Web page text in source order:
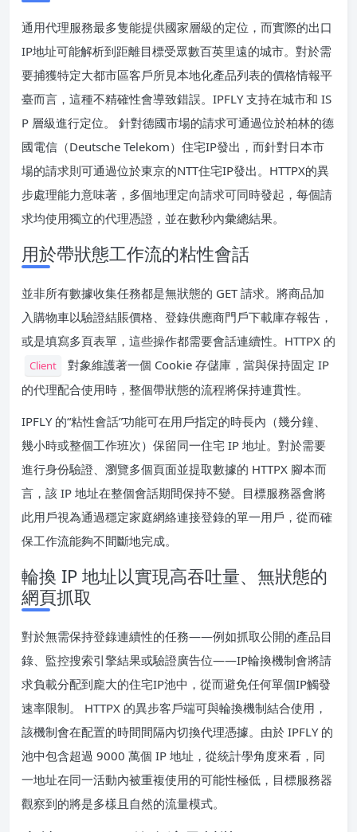
通用代理服務最多隻能提供國家層級的定位，而實際的出口
IP地址可能解析到距離目標受眾數百英里遠的城市。對於需
要捕獲特定大都市區客戶所見本地化產品列表的價格情報平
臺而言，這種不精確性會導致錯誤。IPFLY 支持在城市和 IS
P 層級進行定位。 針對德國市場的請求可通過位於柏林的德
國電信（Deutsche Telekom）住宅IP發出，而針對日本市
場的請求則可通過位於東京的NTT住宅IP發出。HTTPX的異
步處理能力意味著，多個地理定向請求可同時發起，每個請
求均使用獨立的代理憑證，並在數秒內彙總結果。
用於帶狀態工作流的粘性會話
並非所有數據收集任務都是無狀態的 GET 請求。將商品加
入購物車以驗證結賬價格、登錄供應商門戶下載庫存報告，
或是填寫多頁表單，這些操作都需要會話連續性。HTTPX 的
Client
對象維護著一個 Cookie 存儲庫，當與保持固定 IP
的代理配合使用時，整個帶狀態的流程將保持連貫性。
IPFLY 的“粘性會話”功能可在用戶指定的時長內（幾分鐘、
幾小時或整個工作班次）保留同一住宅 IP 地址。對於需要
進行身份驗證、瀏覽多個頁面並提取數據的 HTTPX 腳本而
言，該 IP 地址在整個會話期間保持不變。目標服務器會將
此用戶視為通過穩定家庭網絡連接登錄的單一用戶，從而確
保工作流能夠不間斷地完成。
輪換 IP 地址以實現高吞吐量、無狀態的
網頁抓取
對於無需保持登錄連續性的任務——例如抓取公開的產品目
錄、監控搜索引擎結果或驗證廣告位——IP輪換機制會將請
求負載分配到龐大的住宅IP池中，從而避免任何單個IP觸發
速率限制。 HTTPX 的異步客戶端可與輪換機制結合使用，
該機制會在配置的時間間隔內切換代理憑據。由於 IPFLY 的
池中包含超過 9000 萬個 IP 地址，從統計學角度來看，同
一地址在同一活動內被重複使用的可能性極低，目標服務器
觀察到的將是多樣且自然的流量模式。